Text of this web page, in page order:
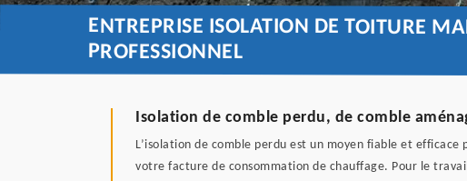
ENTREPRISE ISOLATION DE TOITURE
PROFESSIONNEL
Isolation de comble perdu, de comble
L’isolation de comble perdu est un moyen fiable et
votre facture de consommation de chauffage. Pour le